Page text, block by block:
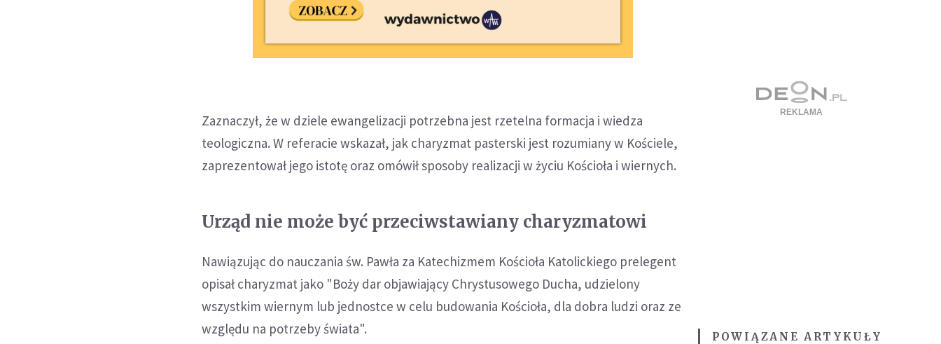
Zaznaczył, że w dziele ewangelizacji potrzebna jest rzetelna formacja i wiedza
teologiczna. W referacie wskazał, jak charyzmat pasterski jest rozumiany w Kościele,
zaprezentował jego istotę oraz omówił sposoby realizacji w życiu Kościoła i wiernych.
Urząd nie może być przeciwstawiany charyzmatowi
Nawiązując do nauczania św. Pawła za Katechizmem Kościoła Katolickiego prelegent
opisał charyzmat jako "Boży dar objawiający Chrystusowego Ducha, udzielony
wszystkim wiernym lub jednostce w celu budowania Kościoła, dla dobra ludzi oraz ze
względu na potrzeby świata".
POWIĄZANE ARTYKUŁY